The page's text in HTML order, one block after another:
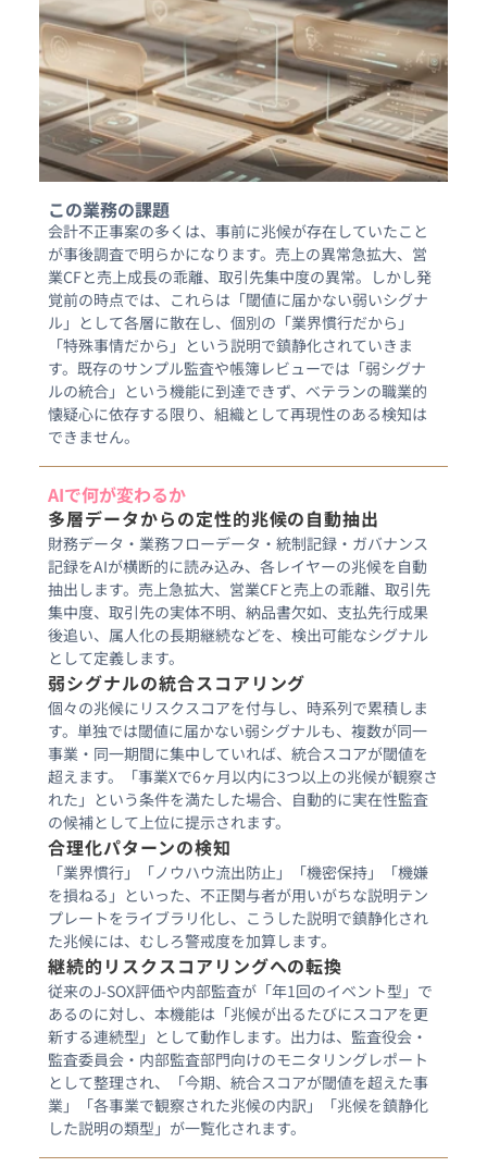
この業務の課題
会計不正事案の多くは、事前に兆候が存在していたこと
が事後調査で明らかになります。売上の異常急拡大、営
業CFと売上成長の乖離、取引先集中度の異常。しかし発
覚前の時点では、これらは「閾値に届かない弱いシグナ
ル」として各層に散在し、個別の「業界慣行だから」
「特殊事情だから」という説明で鎮静化されていきま
す。既存のサンプル監査や帳簿レビューでは「弱シグナ
ルの統合」という機能に到達できず、ベテランの職業的
懐疑心に依存する限り、組織として再現性のある検知は
できません。
AIで何が変わるか
多層データからの定性的兆候の自動抽出
財務データ・業務フローデータ・統制記録・ガバナンス
記録をAIが横断的に読み込み、各レイヤーの兆候を自動
抽出します。売上急拡大、営業CFと売上の乖離、取引先
集中度、取引先の実体不明、納品書欠如、支払先行成果
後追い、属人化の長期継続などを、検出可能なシグナル
として定義します。
弱シグナルの統合スコアリング
個々の兆候にリスクスコアを付与し、時系列で累積しま
す。単独では閾値に届かない弱シグナルも、複数が同一
事業・同一期間に集中していれば、統合スコアが閾値を
超えます。「事業Xで6ヶ月以内に3つ以上の兆候が観察さ
れた」という条件を満たした場合、自動的に実在性監査
の候補として上位に提示されます。
合理化パターンの検知
「業界慣行」「ノウハウ流出防止」「機密保持」「機嫌
を損ねる」といった、不正関与者が用いがちな説明テン
プレートをライブラリ化し、こうした説明で鎮静化され
た兆候には、むしろ警戒度を加算します。
継続的リスクスコアリングへの転換
従来のJ-SOX評価や内部監査が「年1回のイベント型」で
あるのに対し、本機能は「兆候が出るたびにスコアを更
新する連続型」として動作します。出力は、監査役会・
監査委員会・内部監査部門向けのモニタリングレポート
として整理され、「今期、統合スコアが閾値を超えた事
業」「各事業で観察された兆候の内訳」「兆候を鎮静化
した説明の類型」が一覧化されます。